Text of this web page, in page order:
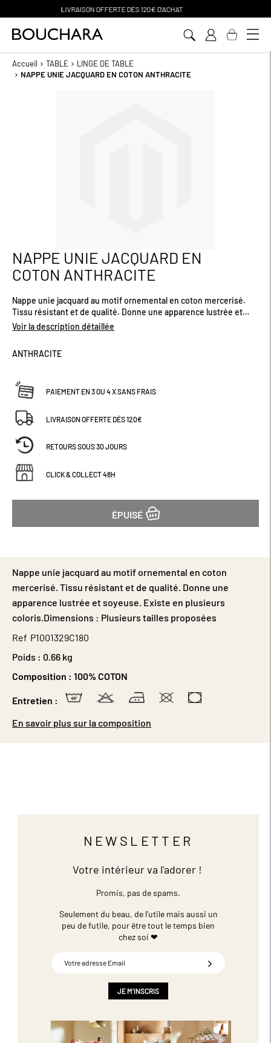
PAIEMENT EN 3 SANS FRAIS
Accueil TABLE
LINGE DE TABLE
NAPPE UNIE JACQUARD EN COTON ANTHRACITE
Passer
au
début
la
Galerie
d’images
NAPPE UNIE JACQUARD EN
COTON ANTHRACITE
Nappe unie jacquard au motif ornemental en coton mercerisé.
Tissu résistant et de qualité. Donne une apparence lustrée et
soyeuse. Existe en plusieurs coloris.Dimensions : Plusieurs
tailles proposées
Voir la description détaillée
ANTHRACITE
PAIEMENT EN 3 OU 4 X SANS FRAIS
LIVRAISON OFFERTE DÈS 120€
RETOURS SOUS 30 JOURS
CLICK & COLLECT 48H
ÉPUISÉ
Nappe unie jacquard au motif ornemental en coton
mercerisé. Tissu résistant et de qualité. Donne une
apparence lustrée et soyeuse. Existe en plusieurs
coloris.Dimensions : Plusieurs tailles proposées
Ref P1001329C180
Poids : 0.66 kg
Composition : 100% COTON
Entretien :
En savoir plus sur la composition
NEWSLETTER
Votre intérieur va l'adorer !
Promis, pas de spams.
Seulement du beau, de l'utile mais aussi un
peu de futile, pour être tout le temps bien
chez soi ❤
JE M'INSCRIS